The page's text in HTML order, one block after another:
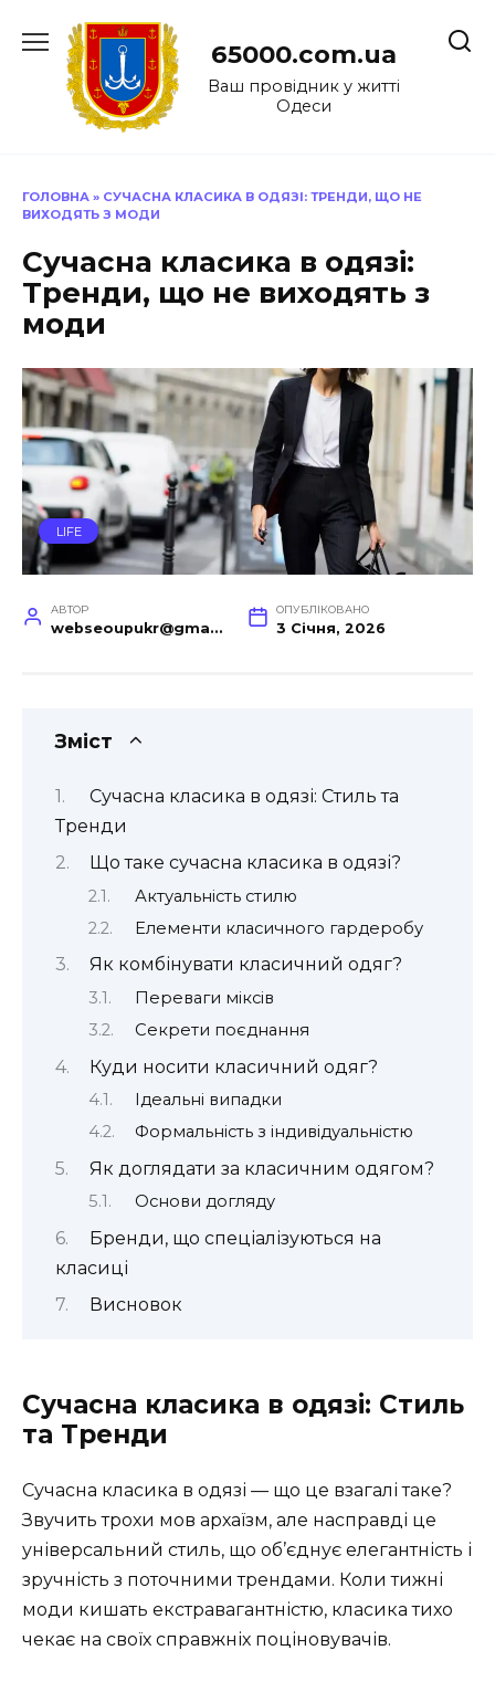
до
65000.com.ua
Ваш провідник у житті
Одеси
ГОЛОВНА » СУЧАСНА КЛАСИКА В ОДЯЗІ: ТРЕНДИ, ЩО НЕ
ВИХОДЯТЬ З МОДИ
Сучасна класика в одязі:
Тренди, що не виходять з
моди
LIFE
АВТОР
webseoupukr@gmail.com
ОПУБЛІКОВАНО
3 Січня, 2026
Зміст
Сучасна класика в одязі: Стиль та
Тренди
Що таке сучасна класика в одязі?
Актуальність стилю
Елементи класичного гардеробу
Як комбінувати класичний одяг?
Переваги міксів
Секрети поєднання
Куди носити класичний одяг?
Ідеальні випадки
Формальність з індивідуальністю
Як доглядати за класичним одягом?
Основи догляду
Бренди, що спеціалізуються на
класиці
Висновок
Сучасна класика в одязі: Стиль
та Тренди
Сучасна класика в одязі — що це взагалі таке?
Звучить трохи мов архаїзм, але насправді це
універсальний стиль, що об’єднує елегантність і
зручність з поточними трендами. Коли тижні
моди кишать екстравагантністю, класика тихо
чекає на своїх справжніх поціновувачів.